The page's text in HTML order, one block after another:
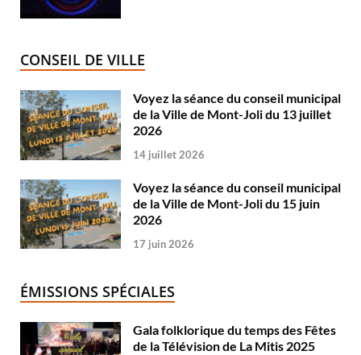
CONSEIL DE VILLE
Voyez la séance du conseil municipal
de la Ville de Mont-Joli du 13 juillet
2026
14 juillet 2026
Voyez la séance du conseil municipal
de la Ville de Mont-Joli du 15 juin
2026
17 juin 2026
ÉMISSIONS SPÉCIALES
Gala folklorique du temps des Fêtes
de la Télévision de La Mitis 2025